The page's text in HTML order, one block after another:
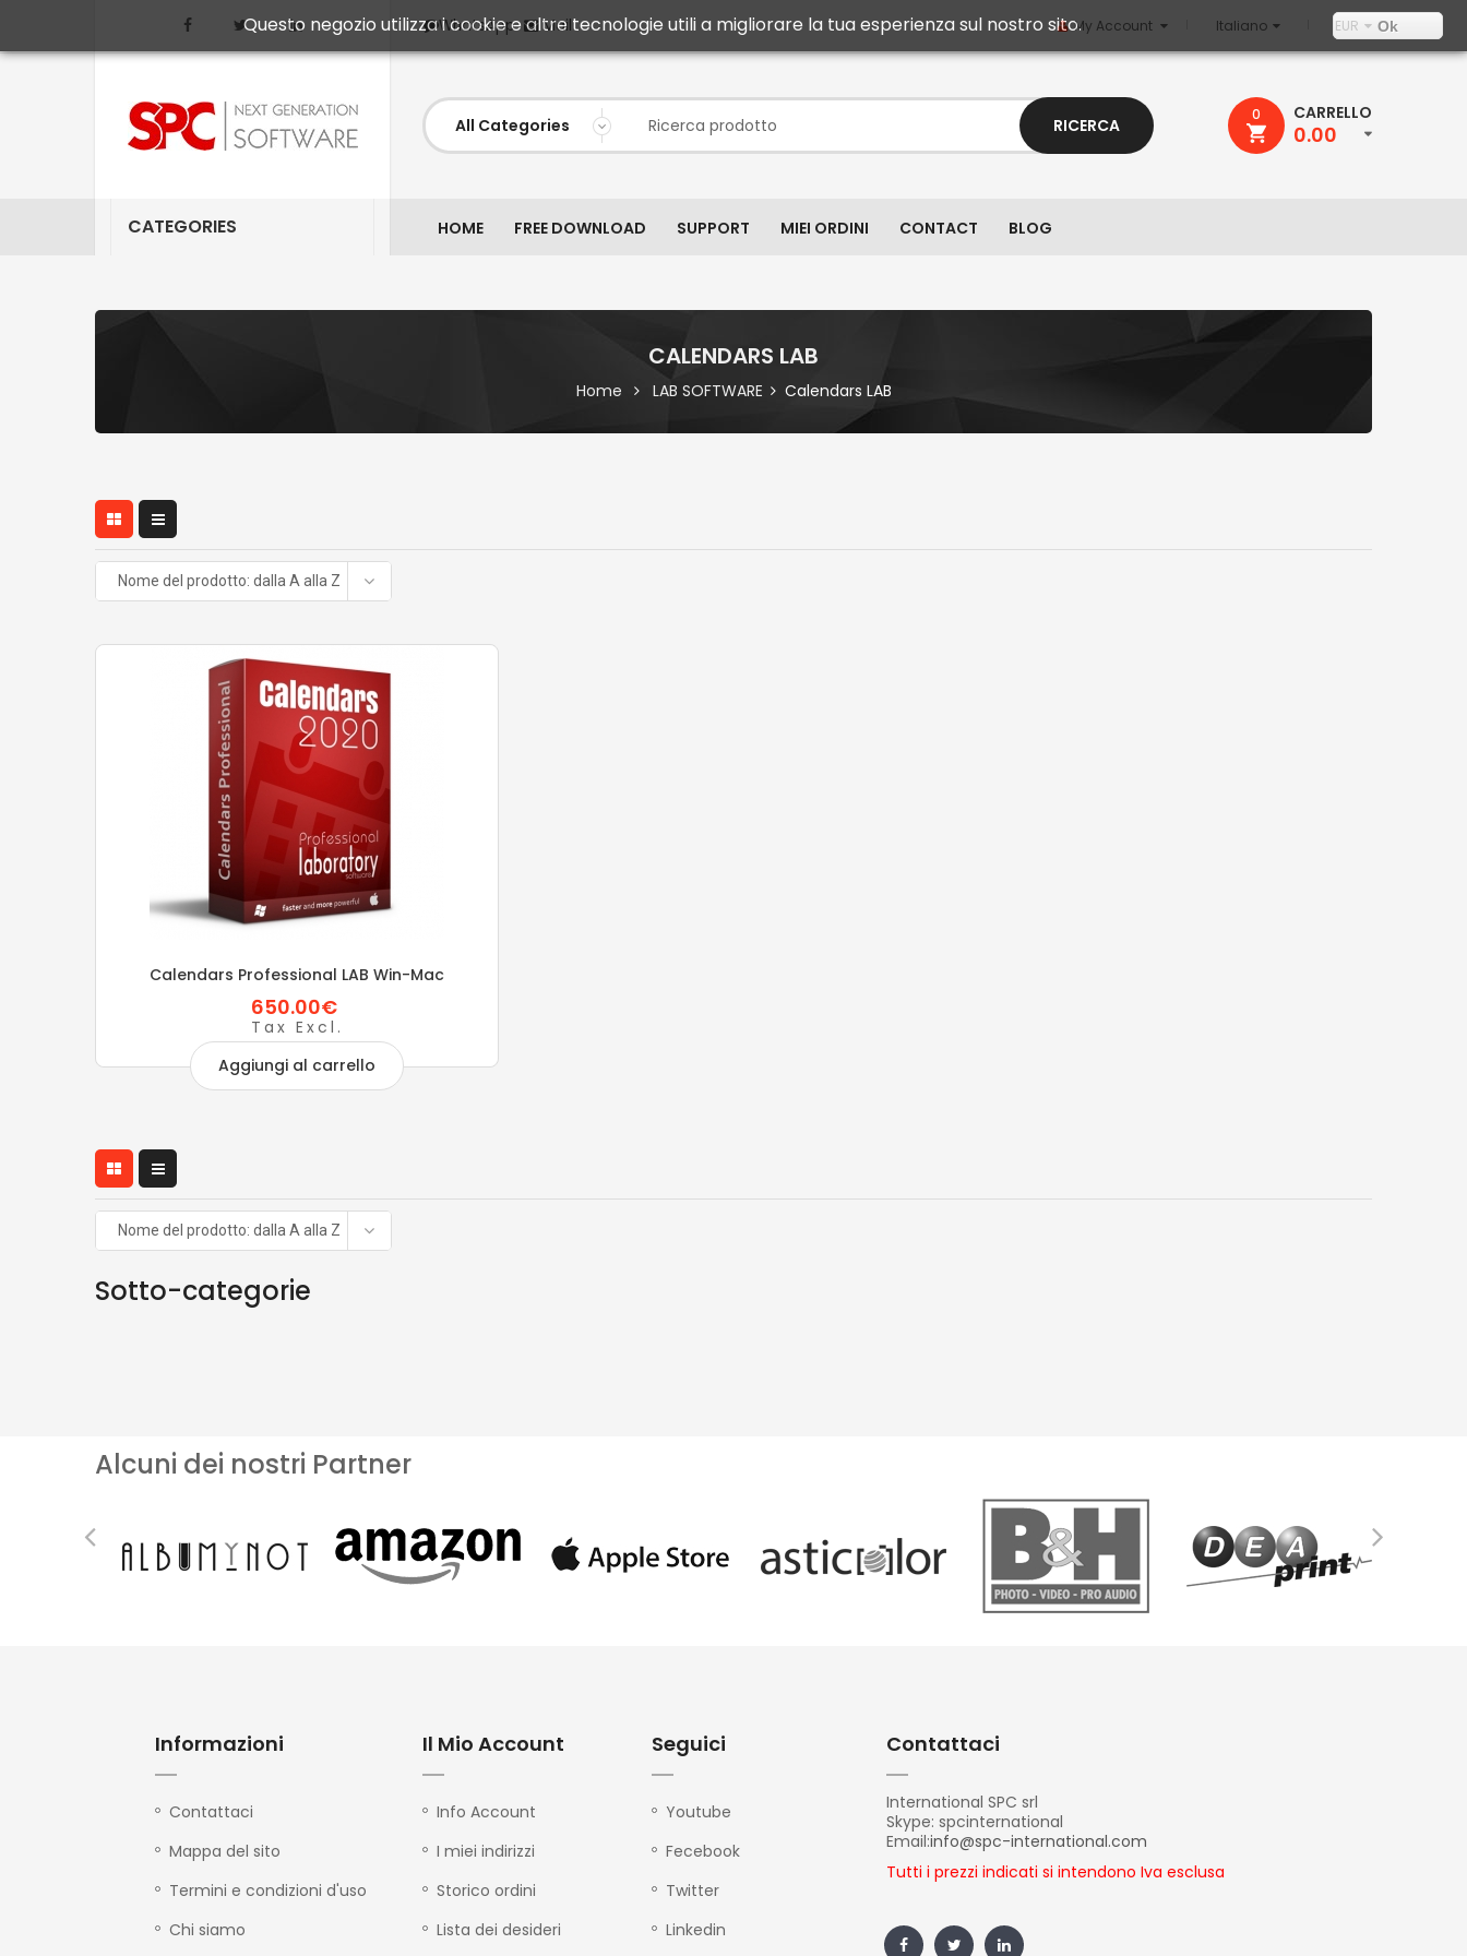
WhatsApp Mail My Account EUR
Italiano
RICERCA
0 CARRELLO
0.00
CATEGORIES HOME FREE DOWNLOAD SUPPORT MIEI ORDINI CONTACT BLOG
CALENDARS LAB
Home LAB SOFTWARE Calendars LAB
Nome del prodotto: dalla A alla Z
Calendars Professional LAB Win-Mac
650.00€
Tax Excl.
Aggiungi al carrello
Nome del prodotto: dalla A alla Z
Sotto-categorie
Alcuni dei nostri Partner
Informazioni
Contattaci
Mappa del sito
Termini e condizioni d'uso
Chi siamo
Il Mio Account
Info Account
I miei indirizzi
Storico ordini
Lista dei desideri
Seguici
Youtube
Fecebook
Twitter
Linkedin
Contattaci
International SPC srl
Skype: spcinternational
Email:info@spc-international.com
Tutti i prezzi indicati si intendono Iva esclusa
Questo negozio utilizza i cookie e altre tecnologie utili a migliorare la tua esperienza sul nostro sito. Ok